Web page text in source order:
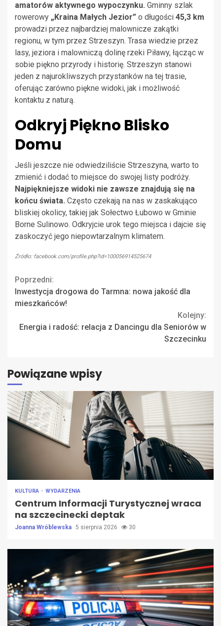
amatorów aktywnego wypoczynku. Gminny szlak
rowerowy „Kraina Małych Jezior” o długości 45,3 km
prowadzi przez najbardziej malownicze zakątki
regionu, w tym przez Strzeszyn. Trasa wiedzie przez
lasy, jeziora i malowniczą dolinę rzeki Piławy, łącząc w
sobie piękno przyrody i historię. Strzeszyn stanowi
jeden z najurokliwszych przystanków na tej trasie,
oferując zarówno piękne widoki, jak i możliwość
kontaktu z naturą.
Odkryj Piękno Blisko
Domu
Jeśli jeszcze nie odwiedziliście Strzeszyna, warto to
zmienić i dodać to miejsce do swojej listy podróży.
Najpiękniejsze widoki nie zawsze znajdują się na
końcu świata. Często czekają na nas w zaskakująco
bliskiej okolicy, takiej jak Sołectwo Łubowo w Gminie
Borne Sulinowo. Odkryjcie urok tego miejsca i dajcie się
zaskoczyć jego niepowtarzalnym klimatem.
Źródło: facebook.com/profile.php?id=100056914525674
Continue
Reading
Poprzedni:
Inwestycja drogowa do Tarmna: nowa jakość dla
mieszkańców!
Kolejny:
Energia i radość: relacja z Dancingu dla Seniorów w
Szczecinku
Powiązane wpisy
KULTURA WYDARZENIA
Centrum Informacji Turystycznej wraca
na szczecinecki deptak
Joanna Wróblewska 5 sierpnia 2026 30